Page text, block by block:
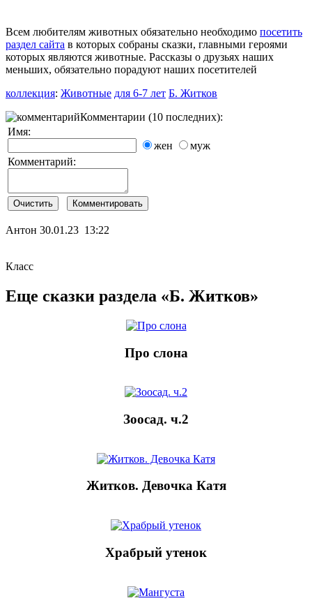
Всем любителям животных обязательно необходимо посетить
раздел сайта в которых собраны сказки, главными героями
которых являются животные. Рассказы о друзьях наших
меньших, обязательно порадуют наших посетителей
коллекция: Животные для 6-7 лет Б. Житков
Комментарии (10 последних):
Имя:
жен
муж
Комментарий:
Антон 30.01.23 13:22
Класс
Еще сказки раздела «Б. Житков»
Про слона
Зоосад. ч.2
Житков. Девочка Катя
Храбрый утенок